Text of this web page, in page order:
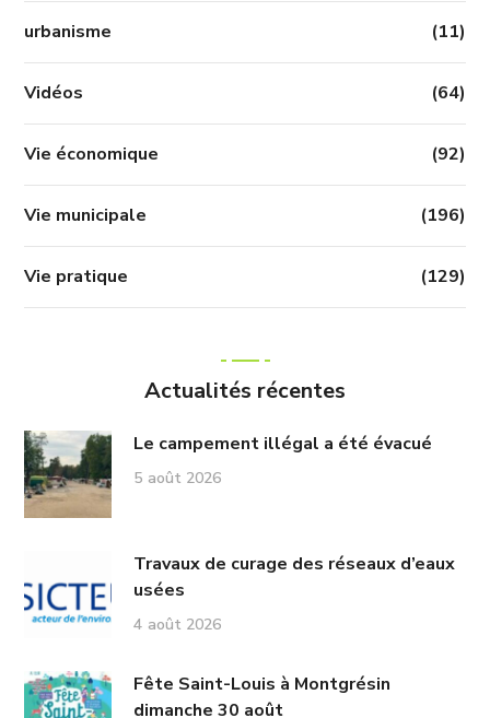
urbanisme (11)
Vidéos (64)
Vie économique (92)
Vie municipale (196)
Vie pratique (129)
Actualités récentes
Le campement illégal a été évacué
5 août 2026
Travaux de curage des réseaux d’eaux
usées
4 août 2026
Fête Saint-Louis à Montgrésin
dimanche 30 août